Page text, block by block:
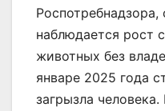
Роспотребнадзора,
наблюдается рост
животных без
январе 2025 года
загрызла